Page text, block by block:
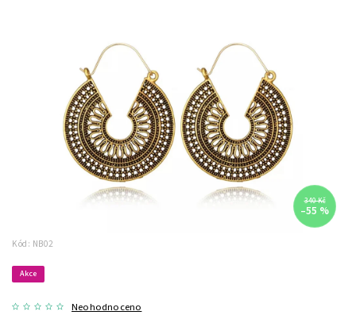
340 Kč
–55 %
Kód: NB02
Akce
Neohodnoceno